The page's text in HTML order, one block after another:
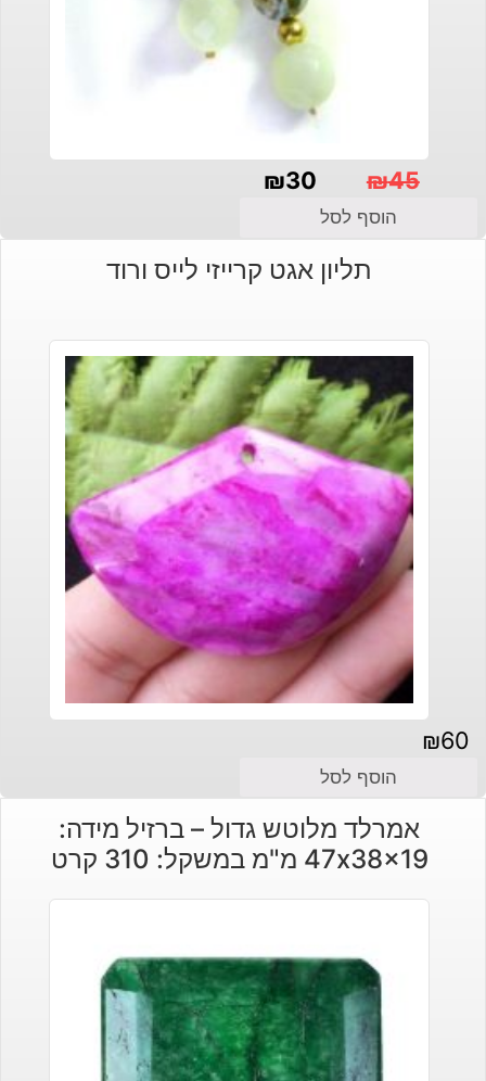
₪45
המקורי
₪30
הנוכחי
הוסף לסל
תליון אגט קרייזי לייס ורוד
₪60
הוסף לסל
אמרלד מלוטש גדול – ברזיל מידה:
47x38x19 מ"מ במשקל: 310 קרט